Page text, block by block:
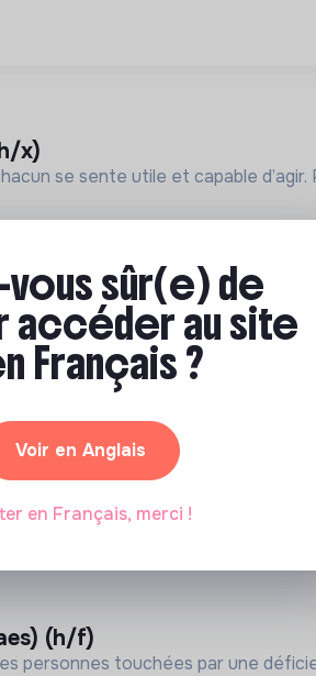
x)
se sente utile et capable
se sente utile et capable
ST JEAN DE MONTS,
(h/f)
personnes touchées par une
vous sûr(e) de
accéder au site
Français ?
Voir en Anglais
en Français, merci !